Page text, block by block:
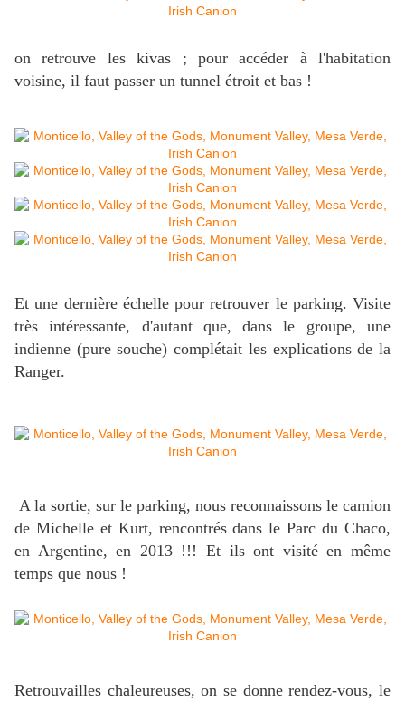
on retrouve les kivas ; pour accéder à l'habitation
voisine, il faut passer un tunnel étroit et bas !
Et une dernière échelle pour retrouver le parking. Visite
très intéressante, d'autant que, dans le groupe, une
indienne (pure souche) complétait les explications de la
Ranger.
A la sortie, sur le parking, nous reconnaissons le camion
de Michelle et Kurt, rencontrés dans le Parc du Chaco,
en Argentine, en 2013 !!! Et ils ont visité en même
temps que nous !
Retrouvailles chaleureuses, on se donne rendez-vous, le